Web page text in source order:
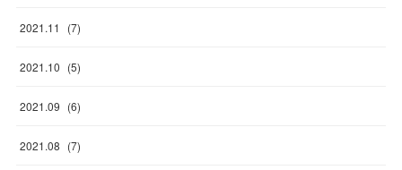
2021.11 (7)
2021.10 (5)
2021.09 (6)
2021.08 (7)